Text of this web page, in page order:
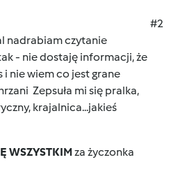
#2
nadrabiam czytanie
- nie dostaję informacji, że
i nie wiem co jest grane
Zepsuła mi się pralka,
krajalnica...jakieś
WSZYSTKIM za życzonka